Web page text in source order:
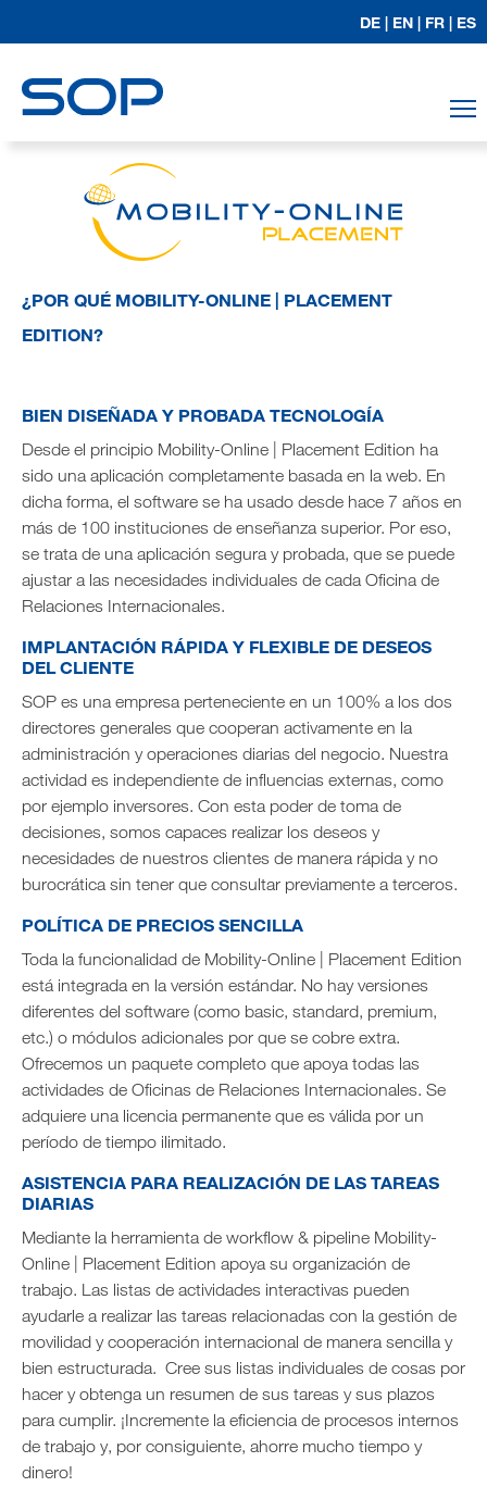
DE | EN | FR | ES
¿POR QUÉ MOBILITY-ONLINE | PLACEMENT
EDITION?
BIEN DISEÑADA Y PROBADA TECNOLOGÍA
Desde el principio Mobility-Online | Placement Edition ha
sido una aplicación completamente basada en la web. En
dicha forma, el software se ha usado desde hace 7 años en
más de 100 instituciones de enseñanza superior. Por eso,
se trata de una aplicación segura y probada, que se puede
ajustar a las necesidades individuales de cada Oficina de
Relaciones Internacionales.
IMPLANTACIÓN RÁPIDA Y FLEXIBLE DE DESEOS
DEL CLIENTE
SOP es una empresa perteneciente en un 100% a los dos
directores generales que cooperan activamente en la
administración y operaciones diarias del negocio. Nuestra
actividad es independiente de influencias externas, como
por ejemplo inversores. Con esta poder de toma de
decisiones, somos capaces realizar los deseos y
necesidades de nuestros clientes de manera rápida y no
burocrática sin tener que consultar previamente a terceros.
POLÍTICA DE PRECIOS SENCILLA
Toda la funcionalidad de Mobility-Online | Placement Edition
está integrada en la versión estándar. No hay versiones
diferentes del software (como basic, standard, premium,
etc.) o módulos adicionales por que se cobre extra.
Ofrecemos un paquete completo que apoya todas las
actividades de Oficinas de Relaciones Internacionales. Se
adquiere una licencia permanente que es válida por un
período de tiempo ilimitado.
ASISTENCIA PARA REALIZACIÓN DE LAS TAREAS
DIARIAS
Mediante la herramienta de workflow & pipeline Mobility-
Online | Placement Edition apoya su organización de
trabajo. Las listas de actividades interactivas pueden
ayudarle a realizar las tareas relacionadas con la gestión de
movilidad y cooperación internacional de manera sencilla y
bien estructurada. Cree sus listas individuales de cosas por
hacer y obtenga un resumen de sus tareas y sus plazos
para cumplir. ¡Incremente la eficiencia de procesos internos
de trabajo y, por consiguiente, ahorre mucho tiempo y
dinero!